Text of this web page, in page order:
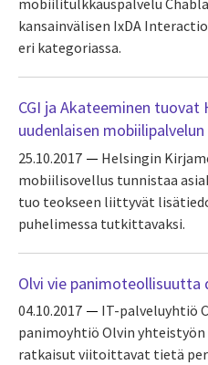
mobiilitulkkauspalvelu
kansainvälisen IxDA
eri kategoriassa.
CGI ja Akateeminen tuovat
uudenlaisen mobiilipalvelun
25.10.2017
Helsingin
mobiilisovellus tunnistaa
tuo teokseen liittyvät
puhelimessa tutkittavaksi.
Olvi vie panimoteollisuutta
04.10.2017
IT-palveluyhtiö
panimoyhtiö Olvin
ratkaisut viitoittavat tietä